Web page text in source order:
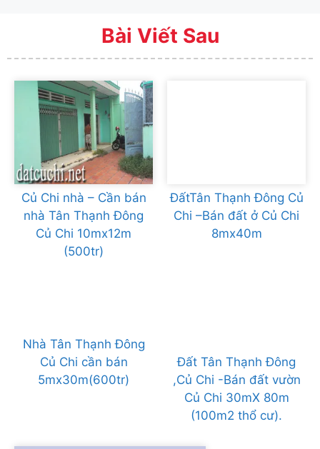
Bài Viết Sau
Củ Chi nhà – Cần bán
nhà Tân Thạnh Đông
Củ Chi 10mx12m
(500tr)
ĐấtTân Thạnh Đông Củ
Chi –Bán đất ở Củ Chi
8mx40m
Nhà Tân Thạnh Đông
Củ Chi cần bán
5mx30m(600tr)
Đất Tân Thạnh Đông
,Củ Chi -Bán đất vườn
Củ Chi 30mX 80m
(100m2 thổ cư).